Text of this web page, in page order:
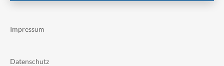
Impressum
Datenschutz